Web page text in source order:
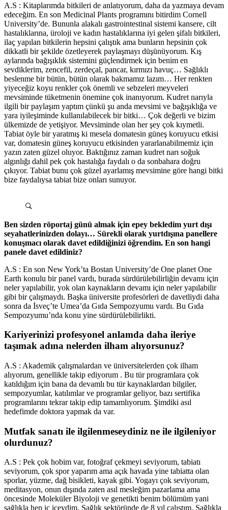
A.S : Kitaplarımda bitkileri de anlatıyorum, daha da yazmaya devam
edeceğim. En son Medicinal Plants programını bitirdim Cornell
University’de. Bununla alakalı gastrointestinal sistemi kansere, cilt
hastalıklarına, üroloji ve kadın hastalıklarına iyi gelen şifalı bitkileri,
ilaç yapılan bitkilerin hepsini çalıştık ama bunların hepsinin çok
dikkatli bir şekilde özetleyerek paylaşmayı düşünüyorum. Kış
aylarında bağışıklık sistemini güçlendirmek için benim en
sevdiklerim, zencefil, zerdeçal, pancar, kırmızı havuç… Sağlıklı
beslenme bir bütün, bütün olarak bakmamız lazım… Her renkten
yiyeceğiz koyu renkler çok önemli ve sebzeleri meyveleri
mevsiminde tüketmenin önemine çok inanıyorum. Kudret narıyla
ilgili bir paylaşım yaptım çünkü şu anda mevsimi ve bağışıklığa ve
yara iyileşiminde kullanılabilecek bir bitki… Çok değerli ve bizim
ülkemizde de yetişiyor. Mevsiminde olan her şey çok kıymetli.
Tabiat öyle bir yaratmış ki mesela domatesin güneş koruyucu etkisi
var, domatesin güneş koruyucu etkisinden yararlanabilmemiz için
yazın zaten güzel oluyor. Baktığınız zaman kudret narı soğuk
algınlığı dahil pek çok hastalığa faydalı o da sonbahara doğru
çıkıyor. Tabiat bunu çok güzel ayarlamış mevsimine göre hangi bitki
bize faydalıysa tabiat bize onları sunuyor.
Ben sizden röportaj günü almak için epey bekledim yurt dışı
seyahatlerinizden dolayı… Sürekli olarak yurtdışına panellere
konuşmacı olarak davet edildiğinizi öğrendim. En son hangi
panele davet edildiniz?
A.S : En son New York’ta Bostan University’de One planet One
Earth konulu bir panel vardı, burada sürdürülebilirliğin devamı için
neler yapılabilir, yok olan kaynakların devamı için neler yapılabilir
gibi bir çalışmaydı. Başka üniversite profesörleri de davetliydi daha
sonra da İsveç’te Umea’da Gıda Sempozyumu vardı. Bu Gıda
Sempozyumu’nda konu yine sürdürülebilirlikti.
Kariyerinizi profesyonel anlamda daha ileriye
taşımak adına nelerden ilham alıyorsunuz?
A.S : Akademik çalışmalardan ve üniversitelerden çok ilham
alıyorum, genellikle takip ediyorum . Bu tür programlara çok
katıldığım için bana da devamlı bu tür kaynaklardan bilgiler,
sempozyumlar, katılımlar ve programlar geliyor, bazı sertifika
programlarını tekrar takip edip tamamlıyorum. Şimdiki asıl
hedefimde doktora yapmak da var.
Mutfak sanatı ile ilgilenmeseydiniz ne ile ilgileniyor
olurdunuz?
A.S : Pek çok hobim var, fotoğraf çekmeyi seviyorum, tabiatı
seviyorum, çok spor yaparım ama açık havada yine tabiatta olan
sporlar, yüzme, dağ bisikleti, kayak gibi. Yogayı çok seviyorum,
meditasyon, onun dışında zaten asıl mesleğim pazarlama ama
öncesinde Moleküler Biyoloji ve genetikti benim bölümüm yani
sağlıkla hep iç içeydim. Sağlık sektöründe de 8 yıl çalıştım. Sağlıkla